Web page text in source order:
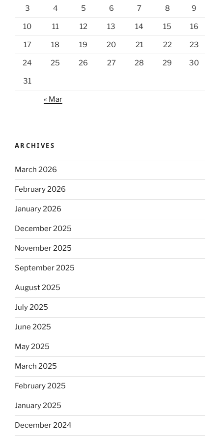
3 4 5 6 7 8 9
10 11 12 13 14 15 16
17 18 19 20 21 22 23
24 25 26 27 28 29 30
31
« Mar
ARCHIVES
March 2026
February 2026
January 2026
December 2025
November 2025
September 2025
August 2025
July 2025
June 2025
May 2025
March 2025
February 2025
January 2025
December 2024